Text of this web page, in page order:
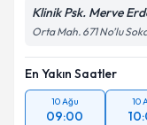
Metni'ni
kapsamda
Klinik Psk. Merve
Orta Mah. 671 No’lu
En Yakın Saatler
10 Ağu
09:00
10